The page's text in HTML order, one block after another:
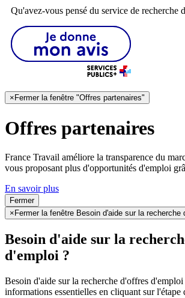
Qu'avez-vous pensé du service de recherche
× Fermer la fenêtre "Offres partenaires"
Offres partenaires
France Travail améliore la transparence du
vous proposant plus d'opportunités d'emploi
En savoir plus
Fermer
× Fermer la fenêtre Besoin d'aide sur la recherche
Besoin d'aide sur la
d'emploi ?
Besoin d'aide sur la recherche d'offres d'emploi
informations essentielles en cliquant sur l'étape